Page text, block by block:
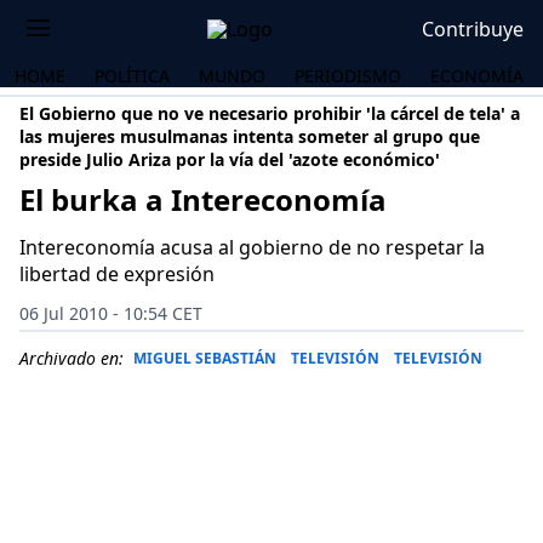
Contribuye
HOME POLÍTICA MUNDO PERIODISMO
ECONOMÍA
El Gobierno que no ve necesario prohibir 'la cárcel de tela' a
las mujeres musulmanas intenta someter al grupo que
preside Julio Ariza por la vía del 'azote económico'
El burka a Intereconomía
Intereconomía acusa al gobierno de no respetar la
libertad de expresión
06 Jul 2010 - 10:54 CET
Archivado en: MIGUEL SEBASTIÁN TELEVISIÓN TELEVISIÓN